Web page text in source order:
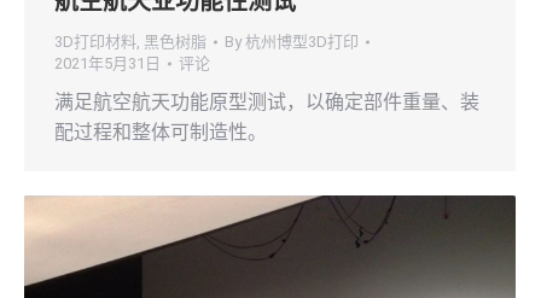
3D打印材料, 黑色树脂 By 杭州博型3D打印
2021年5月31日
评论
满足航空航天功能原型测试，以确定部件重量、装
配过程和整体可制造性。